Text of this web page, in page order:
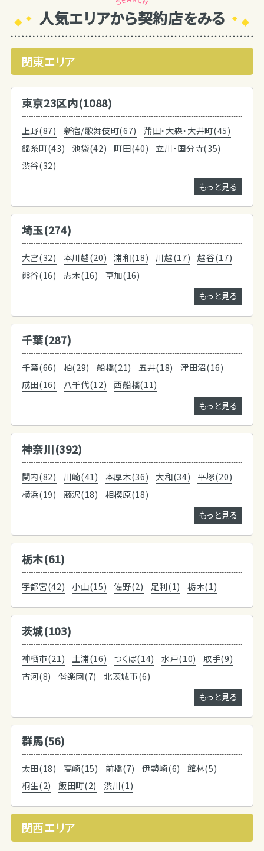
人気エリアから契約店をみる
関東エリア
東京23区内(1088)
上野(87) 新宿/歌舞伎町(67)
蒲田・大森・大井町(45)
錦糸町(43)
池袋(42) 町田(40)
立川・国分寺(35)
渋谷(32)
もっと見る
埼玉(274)
大宮(32) 本川越(20) 浦和(18) 川越(17)
越谷(17)
熊谷(16)
志木(16)
草加(16)
もっと見る
千葉(287)
千葉(66) 柏(29) 船橋(21) 五井(18)
津田沼(16)
成田(16)
八千代(12)
西船橋(11)
もっと見る
神奈川(392)
関内(82) 川崎(41) 本厚木(36) 大和(34)
平塚(20)
横浜(19)
藤沢(18)
相模原(18)
もっと見る
栃木(61)
宇都宮(42) 小山(15) 佐野(2) 足利(1) 栃木(1)
茨城(103)
神栖市(21) 土浦(16) つくば(14) 水戸(10)
取手(9)
古河(8)
偕楽園(7)
北茨城市(6)
もっと見る
群馬(56)
太田(18) 高崎(15) 前橋(7) 伊勢崎(6)
館林(5)
桐生(2)
飯田町(2) 渋川(1)
関西エリア